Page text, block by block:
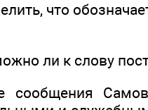
что
ли к слову
сообщения